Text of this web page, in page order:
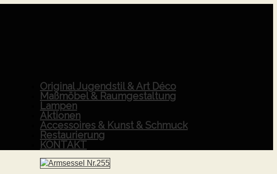
Original Jugendstil & Art Déco
Maßmöbel & Raumgestaltung
Lampen
Aktionen
Accessoires & Kunst & Schmuck
Restaurierung
KONTAKT